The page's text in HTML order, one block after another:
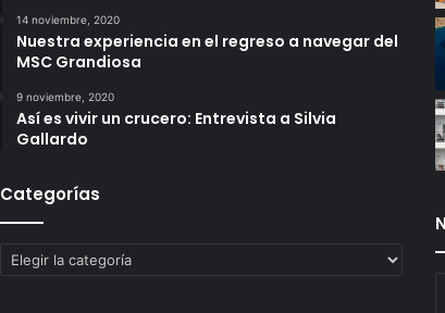
14 noviembre, 2020
Nuestra experiencia en el regreso a navegar del
MSC Grandiosa
9 noviembre, 2020
Así es vivir un crucero: Entrevista a Silvia
Gallardo
Categorías
Categorías